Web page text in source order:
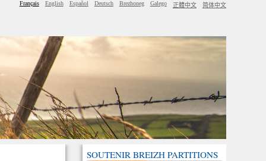
Français English Español Deutsch Brezhoneg Galego 正體中文 简体中文
SOUTENIR BREIZH PARTITIONS